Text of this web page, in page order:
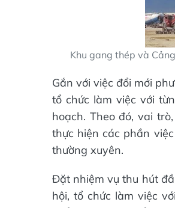
Khu gang thép và
Gắn với việc đổi mới
tổ chức làm việc với
hoạch. Theo đó, vai
thực hiện các phần
thường xuyên.
Đặt nhiệm vụ thu hút
hội, tổ chức làm việc